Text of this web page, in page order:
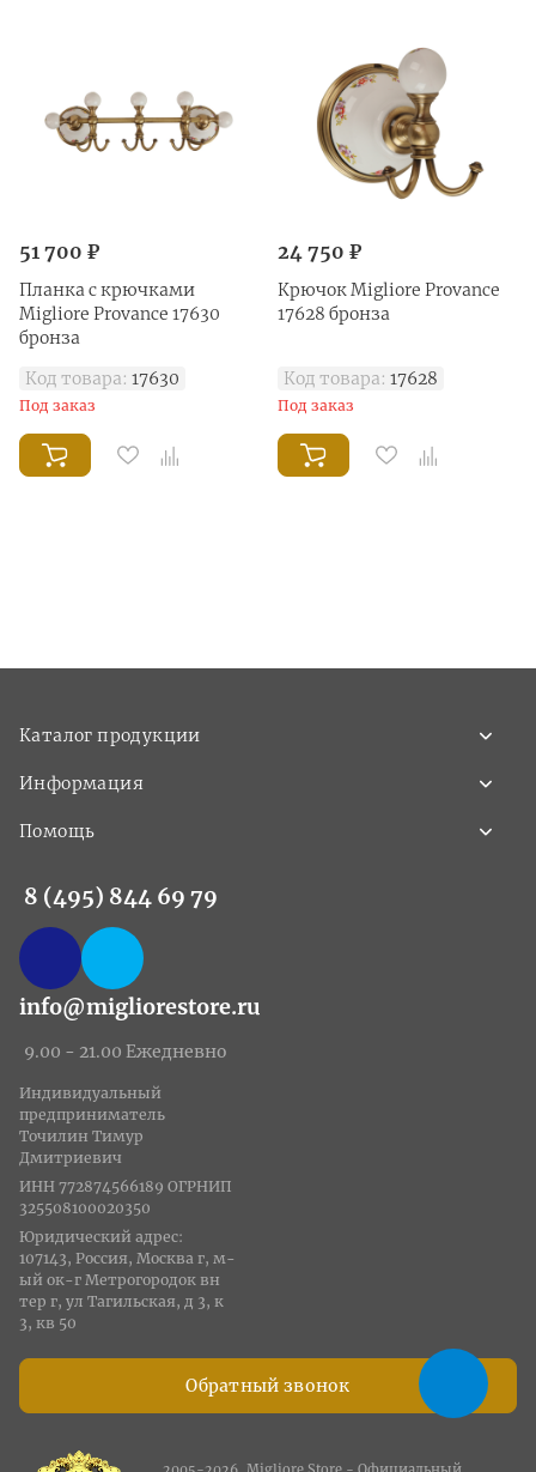
51 700 ₽
Планка с крючками
Migliore Provance 17630
бронза
Код товара: 17630
Под заказ
24 750 ₽
Крючок Migliore Provance
17628 бронза
Код товара: 17628
Под заказ
Каталог продукции
Информация
Помощь
8 (495) 844 69 79
info@migliorestore.ru
9.00 - 21.00 Ежедневно
Обратный звонок
Индивидуальный
предприниматель
Точилин Тимур
Дмитриевич
ИНН 772874566189 ОГРНИП
325508100020350
Юридический адрес:
107143, Россия, Москва г, м-
ый ок-г Метрогородок вн
тер г, ул Тагильская, д 3, к
3, кв 50